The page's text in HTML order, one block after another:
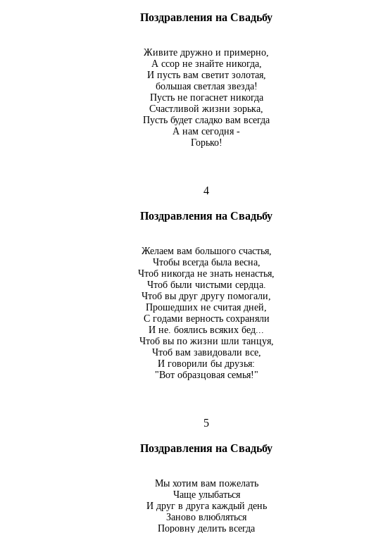
Поздравления на Свадьбу
Живите дружно и примерно,
А ссор не знайте никогда,
И пусть вам светит золотая,
большая светлая звезда!
Пусть не погаснет никогда
Счастливой жизни зорька,
Пусть будет сладко вам всегда
А нам сегодня -
Горько!
4
Поздравления на Свадьбу
Желаем вам большого счастья,
Чтобы всегда была весна,
Чтоб никогда не знать ненастья,
Чтоб были чистыми сердца.
Чтоб вы друг другу помогали,
Прошедших не считая дней,
С годами верность сохраняли
И не. боялись всяких бед...
Чтоб вы по жизни шли танцуя,
Чтоб вам завидовали все,
И говорили бы друзья:
"Вот образцовая семья!"
5
Поздравления на Свадьбу
Мы хотим вам пожелать
Чаще улыбаться
И друг в друга каждый день
Заново влюбляться
Поровну делить всегда